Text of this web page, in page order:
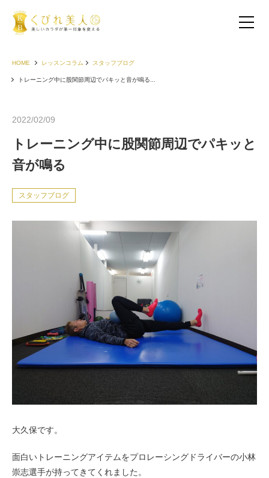
お客様の声（40代）
お客様の声（50代以上）
HOME レッスンコラム スタッフブログ
トレーニング中に股関節周辺でパキッと音が鳴る...
2022/02/09
トレーニング中に股関節周辺でパキッと
音が鳴る
スタッフブログ
大久保です。
面白いトレーニングアイテムをプロレーシングドライバーの小林
崇志選手が持ってきてくれました。